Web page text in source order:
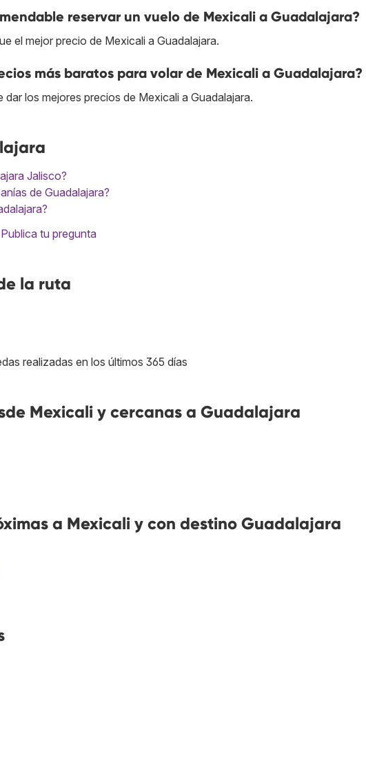
reservar un vuelo de Mexicali a Guadalajara?
el mejor precio de Mexicali a Guadalajara.
más baratos para volar de Mexicali a Guadalajara?
dar los mejores precios de Mexicali a Guadalajara.
Jalisco?
de Guadalajara?
Publica tu pregunta
la ruta
realizadas en los últimos 365 días
Mexicali y cercanas a Guadalajara
a Mexicali y con destino Guadalajara